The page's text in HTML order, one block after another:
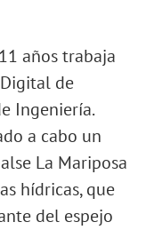
años trabaja
de
Ingeniería.
a cabo un
La Mariposa
hídricas, que
del espejo